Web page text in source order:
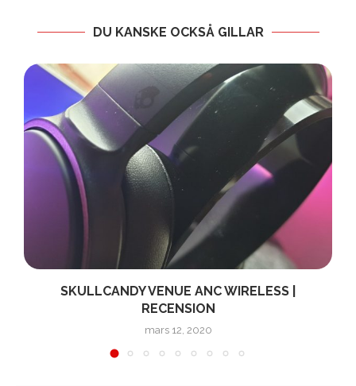
DU KANSKE OCKSÅ GILLAR
SKULLCANDY VENUE ANC WIRELESS |
RECENSION
mars 12, 2020